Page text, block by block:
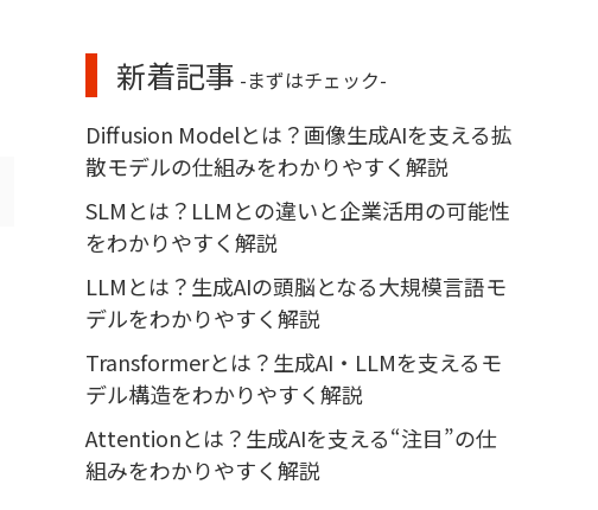
新着記事 -まずはチェック-
Diffusion Modelとは？画像生成AIを支える拡
散モデルの仕組みをわかりやすく解説
SLMとは？LLMとの違いと企業活用の可能性
をわかりやすく解説
LLMとは？生成AIの頭脳となる大規模言語モ
デルをわかりやすく解説
Transformerとは？生成AI・LLMを支えるモ
デル構造をわかりやすく解説
Attentionとは？生成AIを支える“注目”の仕
組みをわかりやすく解説